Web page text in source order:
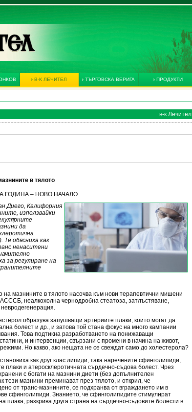
В-К ЛЕЧИТЕЛ ТЪРГОВСКА ВЕРИГА ПРОДУКТИ
в-к Лечител
в тялото
ГОДИНА – НОВО НАЧАЛО
Диего, Калифорния
използвайки
да
Те обясниха как
ненаситени
за регулиране на
на мазнините в тялото насочва към нови терапевтични мишени
неалкохолна чернодробна стеатоза, затлъстяване,
образува запушващи артериите плаки, които могат да
болест и др., и затова той стана фокус на много кампании
Това подтикна разработването на понижаващи
и интервенции, свързани с промени в начина на живот,
Но какво, ако нещата не се свеждат само до холестерола?
как друг клас липиди, така наречените сфинголипиди,
плаки и атеросклеротичната сърдечно-съдова болест. Чрез
с богати на мазнини диети (без допълнителен
тези мазнини преминават през тялото, и открил, че
от транс-мазнините, се подхранва от вграждането им в
сфинголипиди. Знанието, че сфинголипидите стимулират
плака, разкрива друга страна на сърдечно-съдовите болести в